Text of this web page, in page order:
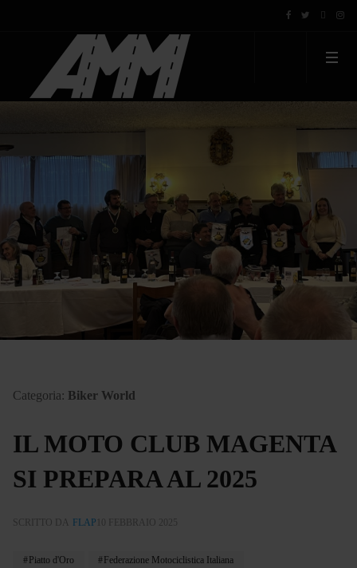
Categoria: Biker World
IL MOTO CLUB MAGENTA
SI PREPARA AL 2025
SCRITTO DA FLAP 10 FEBBRAIO 2025
Piatto d'Oro Federazione Motociclistica Italiana